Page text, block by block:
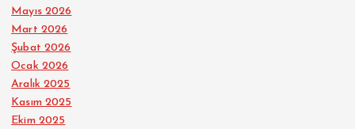
Mayıs 2026
Mart 2026
Şubat 2026
Ocak 2026
Aralık 2025
Kasım 2025
Ekim 2025